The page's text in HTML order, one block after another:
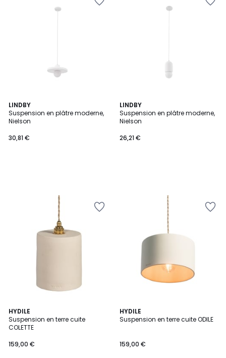
LINDBY
Suspension en plâtre moderne,
Nielson
30,81 €
LINDBY
Suspension en plâtre moderne,
Nielson
26,21 €
HYDILE
Suspension en terre cuite
COLETTE
159,00 €
2
Couleurs
HYDILE
Suspension en terre cuite ODILE
159,00 €
2
Couleurs